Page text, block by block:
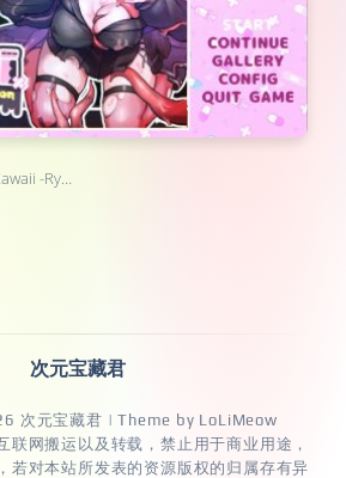
-Ry…
次元宝藏君
次元宝藏君 | Theme by LoLiMeow
联网搬运以及转载，禁止用于商业用途，
若对本站所发表的资源版权的归属存有异